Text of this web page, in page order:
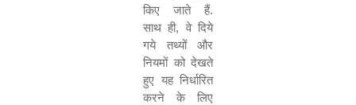
किए जाते हैं.
साथ ही, वे दिये
गये तथ्यों और
नियमों को देखते
हुए यह निर्धारित
करने के लिए